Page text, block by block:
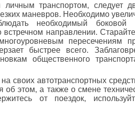
транспортом, следует
маневров. Необходимо
необходимый боковой
направлении.
пересечениям
быстрее всего.
общественного
своих автотранспортных
об этом, а также о смене
от поездок,